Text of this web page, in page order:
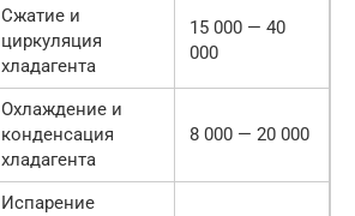
Сжатие и
циркуляция
хладагента
15 000 — 40
000
Охлаждение и
конденсация
хладагента
8 000 — 20 000
Испарение